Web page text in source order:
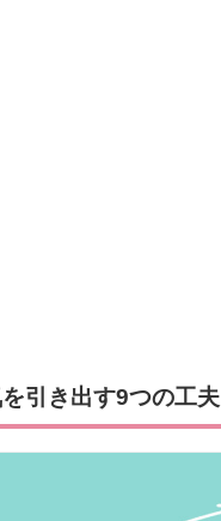
引き出す9つの工夫